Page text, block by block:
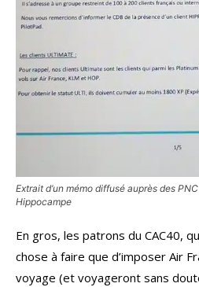
Extrait d’un mémo diffusé auprès des
Hippocampe
En gros, les patrons du CAC40,
chose à faire que d’imposer Air
voyage (et voyageront sans